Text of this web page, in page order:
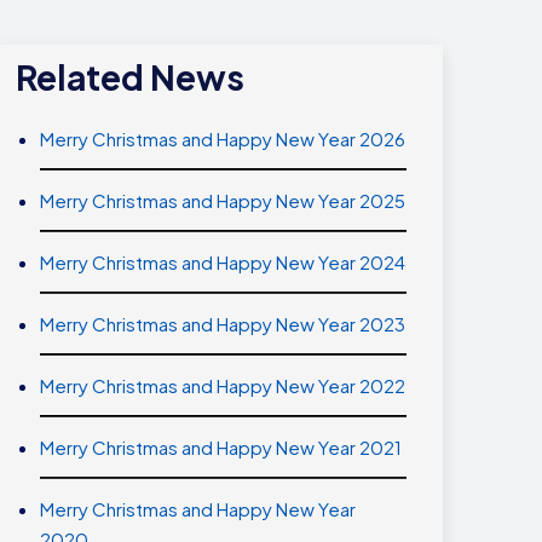
Related News
Merry Christmas and Happy New Year 2026
Merry Christmas and Happy New Year 2025
Merry Christmas and Happy New Year 2024
Merry Christmas and Happy New Year 2023
Merry Christmas and Happy New Year 2022
Merry Christmas and Happy New Year 2021
Merry Christmas and Happy New Year